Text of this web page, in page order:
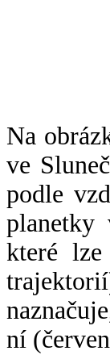
Na
ve
podle
planetky
které
ní